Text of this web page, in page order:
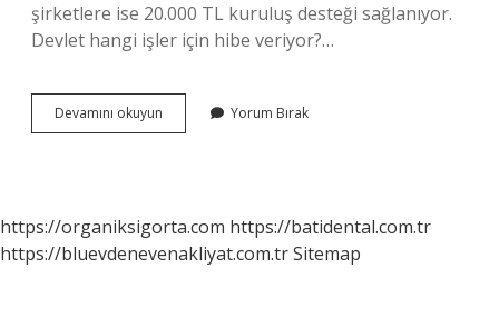
şirketlere ise 20.000 TL kuruluş desteği sağlanıyor.
Devlet hangi işler için hibe veriyor?…
Devamını okuyun
Hangi
Yorum Bırak
https://organiksigorta.com https://batidental.com.tr
https://bluevdenevenakliyat.com.trSitemap